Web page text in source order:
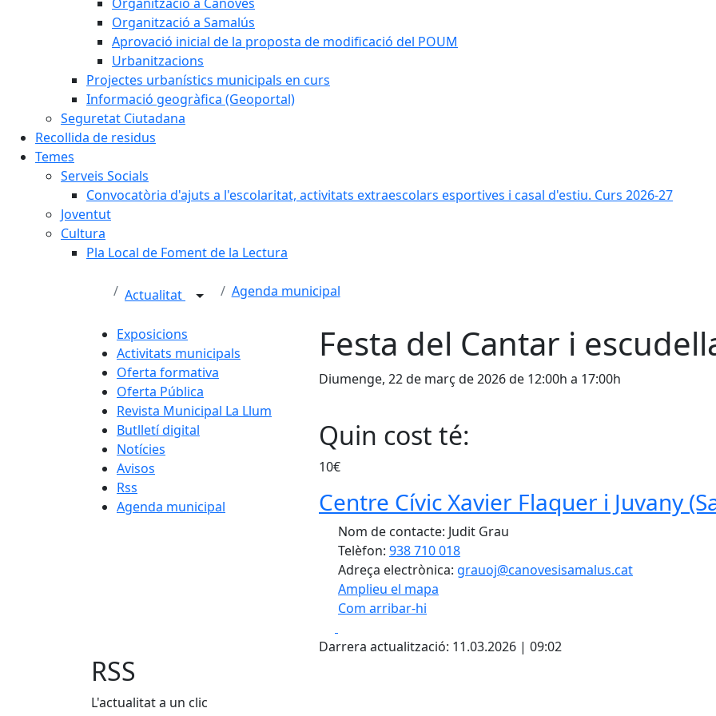
Organització a Samalús
Aprovació inicial de la proposta de modificació del POUM
Urbanitzacions
Projectes urbanístics municipals en curs
Informació geogràfica (Geoportal)
Seguretat Ciutadana
Recollida de residus
Temes
Serveis Socials
Convocatòria d'ajuts a l'escolaritat, activitats extraescolars esportives i casal d'estiu. Curs 2026-27
Joventut
Cultura
Pla Local de Foment de la Lectura
Actualitat Agenda municipal
Exposicions
Activitats municipals
Oferta formativa
Oferta Pública
Revista Municipal La Llum
Butlletí digital
Notícies
Avisos
Rss
Agenda municipal
Festa del Cantar i
Diumenge, 22 de març de 2026 de 12:00h a 17:00h
Quin cost té:
10€
Centre Cívic Xavier Flaquer i Juvany
Nom de contacte: Judit Grau
Telèfon: 938 710 018
Adreça electrònica: grauoj@canovesisamalus.cat
Amplieu el mapa
Com arribar-hi
+
Darrera actualització: 11.03.2026 | 09:02
RSS
L'actualitat a un clic